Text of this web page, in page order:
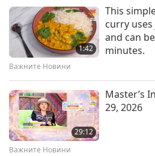
10
31:51
Важните Новини
31:17
Важните Новини
1:42
This
curry
and can
minutes.
Важните Новини
29:12
Master’s
29, 2026
Важните Новини